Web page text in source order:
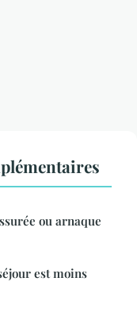
ou arnaque
est moins